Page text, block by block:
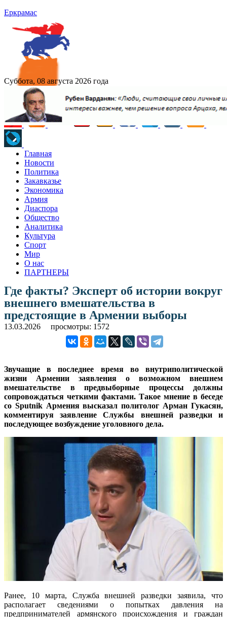
Еркрамас
Суббота, 08 августа 2026 года
Главная
Новости
Политика
Закавказье
Экономика
Армия
Диаспора
Общество
Аналитика
Культура
Спорт
Мир
О нас
ПАРТНЕРЫ
Где факты? Эксперт об истории вокруг
внешнего вмешательства в
предстоящие в Армении выборы
13.03.2026 просмотры: 1572
Звучащие в последнее время во внутриполитической
жизни Армении заявления о возможном внешнем
вмешательстве в предвыборные процессы должны
сопровождаться четкими фактами. Такое мнение в беседе
со Sputnik Армения высказал политолог Арман Гукасян,
комментируя заявление Службы внешней разведки и
последующее возбуждение уголовного дела.
Ранее, 10 марта, Служба внешней разведки заявила, что
располагает сведениями о попытках давления на
предпринимателей армянского происхождения и граждан